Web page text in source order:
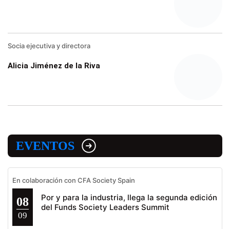
Socia ejecutiva y directora
Alicia Jiménez de la Riva
EVENTOS
En colaboración con CFA Society Spain
08
09
Por y para la industria, llega la segunda edición
del Funds Society Leaders Summit